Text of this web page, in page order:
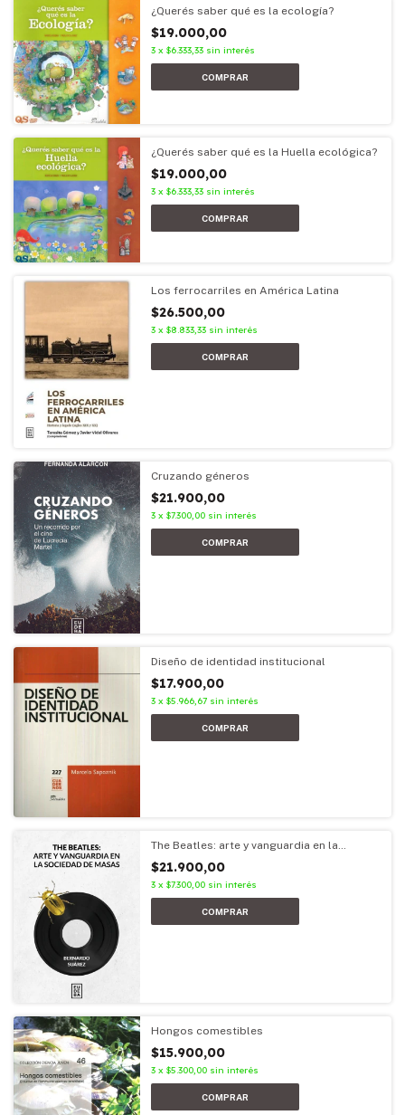
¿Querés saber qué es la ecología?
$19.000,00
3 x $6.333,33 sin interés
¿Querés saber qué es la Huella ecológica?
$19.000,00
3 x $6.333,33 sin interés
Los ferrocarriles en América Latina
$26.500,00
3 x $8.833,33 sin interés
Cruzando géneros
$21.900,00
3 x $7.300,00 sin interés
Diseño de identidad institucional
$17.900,00
3 x $5.966,67 sin interés
The Beatles: arte y vanguardia en la
$21.900,00
3 x $7.300,00 sin interés
Hongos comestibles
$15.900,00
3 x $5.300,00 sin interés